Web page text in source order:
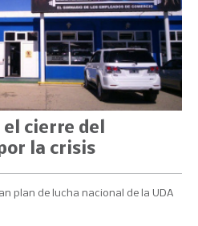
cierre del
la crisis
plan de lucha nacional de la UDA